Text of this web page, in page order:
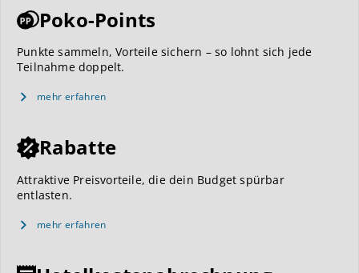
Poko-Points
Punkte sammeln, Vorteile sichern – so lohnt sich jede
Teilnahme doppelt.
mehr erfahren
Rabatte
Attraktive Preisvorteile, die dein Budget spürbar
entlasten.
mehr erfahren